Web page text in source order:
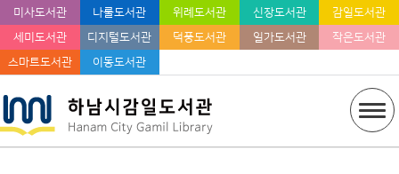
미사도서관 나룰도서관 위례도서관 신장도서관
감일도서관
세미도서관
디지털도서관 덕풍도서관 일가도서관
작은도서관
스마트도서관
이동도서관